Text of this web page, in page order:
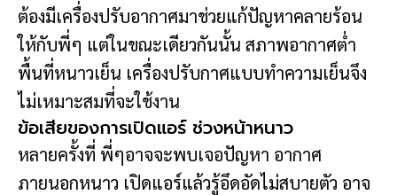
ต้องมีเครื่องปรับอากาศมาช่วยแก้ปัญหาคลายร้อน
ให้กับพี่ๆ แต่ในขณะเดียวกันนั้น สภาพอากาศต่ำ
พื้นที่หนาวเย็น เครื่องปรับกาศแบบทำความเย็นจึง
ไม่เหมาะสมที่จะใช้งาน
ข้อเสียของการเปิดแอร์ ช่วงหน้าหนาว
หลายครั้งที่ พี่ๆอาจจะพบเจอปัญหา อากาศ
ภายนอกหนาว เปิดแอร์แล้วรู้อึดอัดไม่สบายตัว อาจ